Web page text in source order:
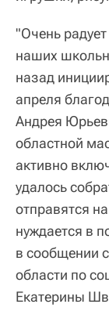
"Очень
наших
назад
апреля
Андрея
областной
активно
удалось
отправятся
нуждается в
в сообщении
области по
Екатерины